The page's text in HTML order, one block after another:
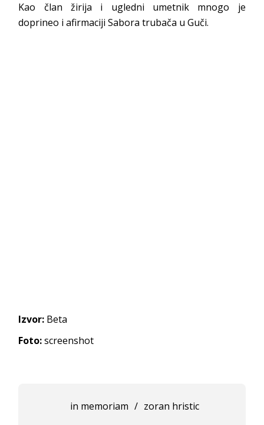
Kao član žirija i ugledni umetnik mnogo je
doprineo i afirmaciji Sabora trubača u Guči.
Izvor: Beta
Foto:screenshot
in memoriam / zoran hristic